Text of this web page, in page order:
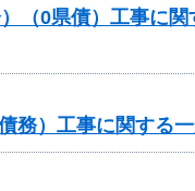
（0県債）工事に関
務）工事に関する